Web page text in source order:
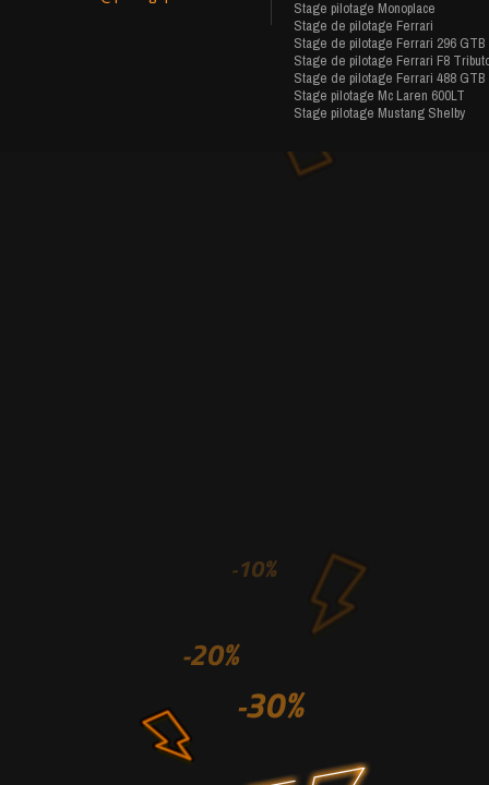
Stage pilotage Monoplace
Stage de pilotage Ferrari
Stage de pilotage Ferrari 296 GTB
Stage de pilotage Ferrari F8
Stage de pilotage Ferrari 488 GTB
Stage pilotage Mc Laren 600LT
Stage pilotage Mustang Shelby